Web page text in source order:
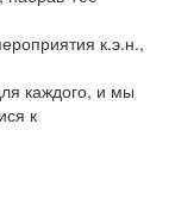
к.э.н.,
каждого, и мы
к